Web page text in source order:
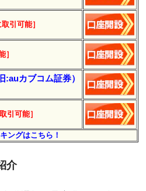
取引可能］
］
:auカブコム証券）
引可能］
ングはこちら！
介